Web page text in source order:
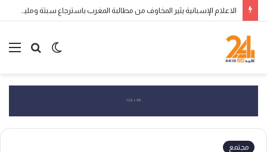
الاعلام الإسبانية يثير المخاوف من مطالبة المغرب باسترجاع سبتة ومليلية المحتلتين
بحث
الوضع
مجتمع